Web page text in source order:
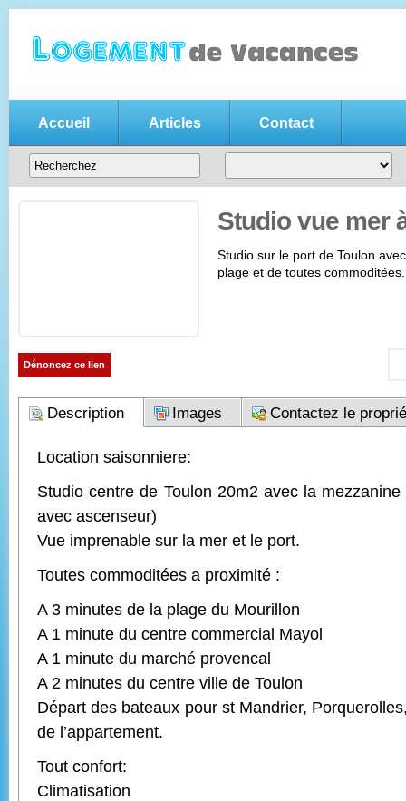
Annonce location vacances
Votreannonce de location de vacances gratuite
, n'hésitez pas
entre particuliers
Accueil Articles Contact
Studio vue mer
Studio sur le port de Toulon
plage et de toutes commoditées.
Dénoncez ce lien
Description Images Contactez le
Location saisonniere:
Studio centre de Toulon 20m2 avec la
avec ascenseur)
Vue imprenable sur la mer et le port.
Toutes commoditées a proximité :
A 3 minutes de la plage du Mourillon
A 1 minute du centre commercial Mayol
A 1 minute du marché provencal
A 2 minutes du centre ville de Toulon
Départ des bateaux pour st Mandrier,
de l’appartement.
Tout confort:
Climatisation